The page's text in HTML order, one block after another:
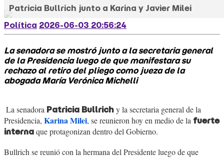
Patricia Bullrich junto a Karina y Javier Milei
Política 2026-06-03 20:56:24
La senadora se mostró junto a la secretaria general
de la Presidencia luego de que manifestara su
rechazo al retiro del pliego como jueza de la
abogada María Verónica Michelli
La senadora Patricia Bullrich y la secretaria general de la
Presidencia, Karina Milei, se reunieron hoy en medio de la fuerte
interna que protagonizan dentro del Gobierno.
Bullrich se reunió con la hermana del Presidente luego de que